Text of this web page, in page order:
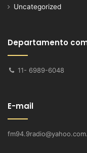
Uncategorized
Departamento
11- 6989-6048
E-mail